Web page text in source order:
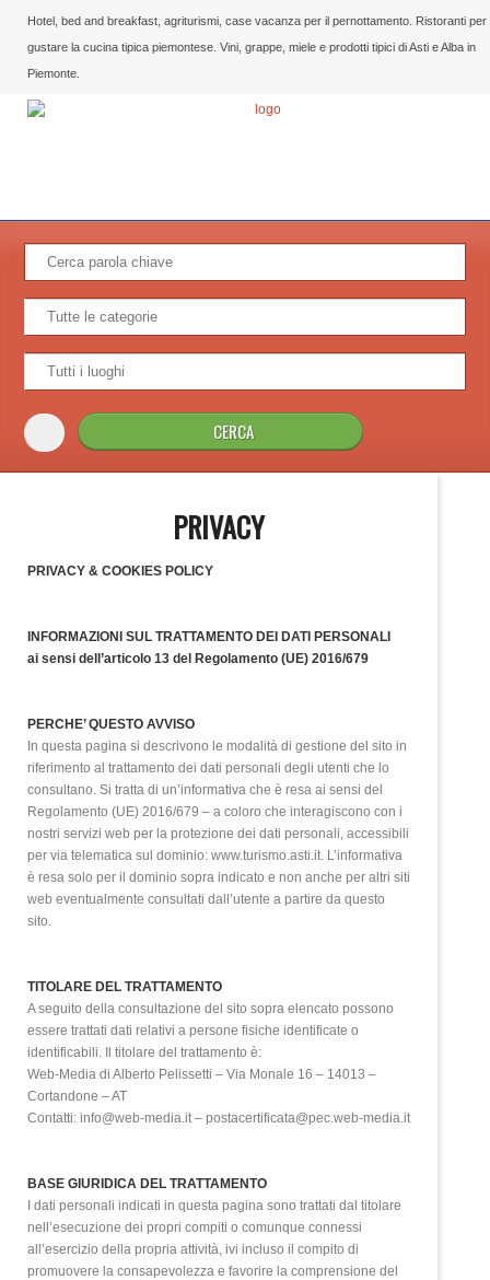
Hotel, bed and breakfast, agriturismi, case vacanza per il pernottamento. Ristoranti per
gustare la cucina tipica piemontese. Vini, grappe, miele e prodotti tipici di Asti e Alba in
Piemonte.
PRIVACY
PRIVACY & COOKIES POLICY
INFORMAZIONI SUL TRATTAMENTO DEI DATI PERSONALI
ai sensi dell’articolo 13 del Regolamento (UE) 2016/679
PERCHE’ QUESTO AVVISO
In questa pagina si descrivono le modalità di gestione del sito in
riferimento al trattamento dei dati personali degli utenti che lo
consultano. Si tratta di un’informativa che è resa ai sensi del
Regolamento (UE) 2016/679 – a coloro che interagiscono con i
nostri servizi web per la protezione dei dati personali, accessibili
per via telematica sul dominio: www.turismo.asti.it. L’informativa
è resa solo per il dominio sopra indicato e non anche per altri siti
web eventualmente consultati dall’utente a partire da questo
sito.
TITOLARE DEL TRATTAMENTO
A seguito della consultazione del sito sopra elencato possono
essere trattati dati relativi a persone fisiche identificate o
identificabili. Il titolare del trattamento è:
Web-Media di Alberto Pelissetti – Via Monale 16 – 14013 –
Cortandone – AT
Contatti: info@web-media.it – postacertificata@pec.web-media.it
BASE GIURIDICA DEL TRATTAMENTO
I dati personali indicati in questa pagina sono trattati dal titolare
nell’esecuzione dei propri compiti o comunque connessi
all’esercizio della propria attività, ivi incluso il compito di
promuovere la consapevolezza e favorire la comprensione del